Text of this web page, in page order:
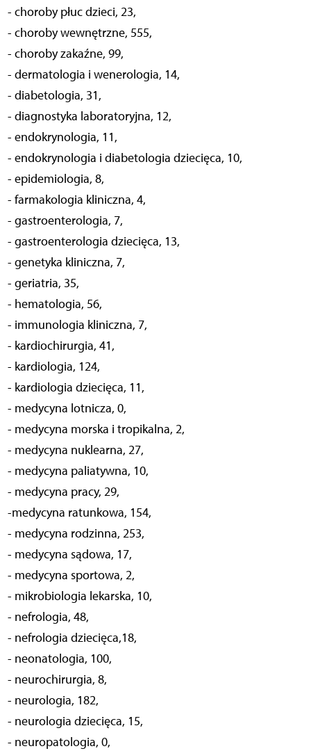
- choroby płuc dzieci, 23,
- choroby wewnętrzne, 555,
- choroby zakaźne, 99,
- dermatologia i wenerologia, 14,
- diabetologia, 31,
- diagnostyka laboratoryjna, 12,
- endokrynologia, 11,
- endokrynologia i diabetologia dziecięca, 10,
- epidemiologia, 8,
- farmakologia kliniczna, 4,
- gastroenterologia, 7,
- gastroenterologia dziecięca, 13,
- genetyka kliniczna, 7,
- geriatria, 35,
- hematologia, 56,
- immunologia kliniczna, 7,
- kardiochirurgia, 41,
- kardiologia, 124,
- kardiologia dziecięca, 11,
- medycyna lotnicza, 0,
- medycyna morska i tropikalna, 2,
- medycyna nuklearna, 27,
- medycyna paliatywna, 10,
- medycyna pracy, 29,
-medycyna ratunkowa, 154,
- medycyna rodzinna, 253,
- medycyna sądowa, 17,
- medycyna sportowa, 2,
- mikrobiologia lekarska, 10,
- nefrologia, 48,
- nefrologia dziecięca,18,
- neonatologia, 100,
- neurochirurgia, 8,
- neurologia, 182,
- neurologia dziecięca, 15,
- neuropatologia, 0,